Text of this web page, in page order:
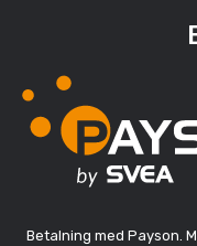
Betalning med Payson.